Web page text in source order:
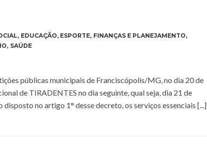
, EDUCAÇÃO, ESPORTE, FINANÇAS E PLANEJAMENTO,
, SAÚDE
públicas municipais de Franciscópolis/MG, no dia 20 de
de TIRADENTES no dia seguinte, qual seja, dia 21 de
no artigo 1° desse decreto, os serviços essenciais [...]